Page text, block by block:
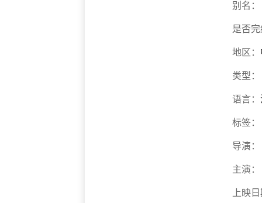
别名：
是否
地区：
类型：
语言：
标签：
导演：
主演：
上映